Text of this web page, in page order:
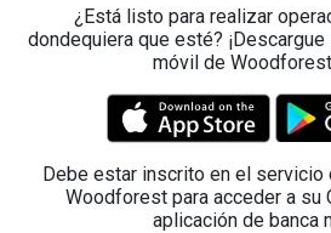
¿Está listo para realizar
dondequiera que esté?
móvil de
Debe estar inscrito en el servicio
Woodforest para acceder a su
aplicación de banca